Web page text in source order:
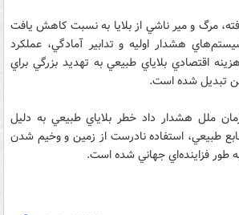
مرگ و مير ناشي از بلايا به نسبت كاهش يافت
هشدار اوليه و تدابير آمادگي، عملكرد
اقتصادي بلاياي طبيعي به تهديد بزرگي براي
تبديل شده است.
ملل هشدار داد خطر بلاياي طبيعي به دليل
طبيعي، استفاده نادرست از زمين و وخيم شدن
فزاينده‌اي جهاني شده است.